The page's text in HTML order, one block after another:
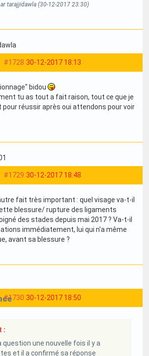
tarajjidawla (30-12-2017 23:30)
#1728 30-12-2017 18:13
bidou
tu as tout a fait raison, tout ce que je
réussir après oui attendons pour voir
#1729 30-12-2017 18:48
fait très important : quel visage va-t-il
blessure/ rupture des ligaments
des stades depuis mai 2017 ? Va-t-il
immédiatement, lui qui n'a même
avant sa blessure ?
#1730 30-12-2017 18:50
:
question une nouvelle fois il y a
et il a confirmé sa réponse